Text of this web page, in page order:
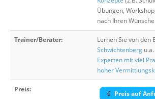
Übungen,
nach Ihren
Trainer/Berater: Lernen Sie von den
Schwichtenberg u.a.
Experten mit viel
hoher
Preis:
Preis auf